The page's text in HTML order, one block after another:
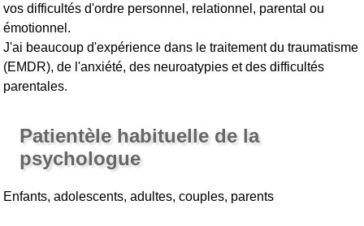
vos difficultés d'ordre personnel, relationnel, parental ou
émotionnel.
J'ai beaucoup d'expérience dans le traitement du traumatisme
(EMDR), de l'anxiété, des neuroatypies et des difficultés
parentales.
Patientèle habituelle de la
psychologue
Enfants, adolescents, adultes, couples, parents